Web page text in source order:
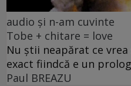
audio și n-am cuvinte
Tobe + chitare = love
Nu știi neapărat ce
exact fiindcă e un
Paul BREAZU